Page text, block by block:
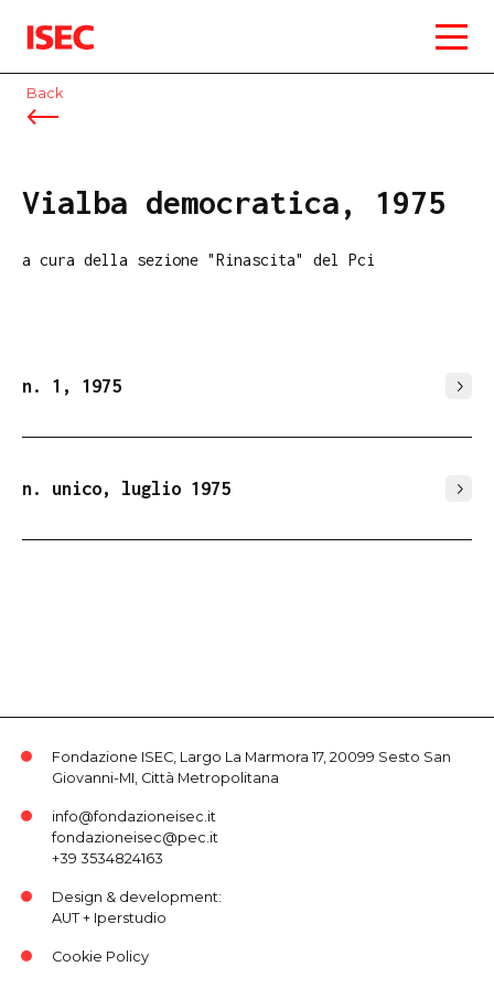
ISEC
Back
Vialba democratica, 1975
a cura della sezione "Rinascita" del Pci
n. 1, 1975
n. unico, luglio 1975
Fondazione ISEC, Largo La Marmora 17, 20099 Sesto San
Giovanni-MI, Città Metropolitana
info@fondazioneisec.it
fondazioneisec@pec.it
+39 3534824163
Design & development:
AUT+ Iperstudio
Cookie Policy